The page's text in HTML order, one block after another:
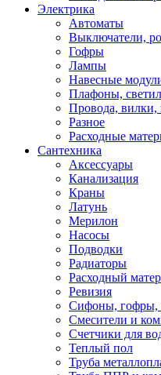
Электрика
Автоматы
Выключатели,
Гофры
Лампы
Навесные
Плафоны,
Провода, вилки,
Разное
Расходные
Сантехника
Аксессуары
Канализация
Краны
Латунь
Мерилон
Насосы
Подводки
Радиаторы
Расходный
Ревизия
Сифоны, гофры,
Смесители и
Счетчики для
Теплый пол
Труба